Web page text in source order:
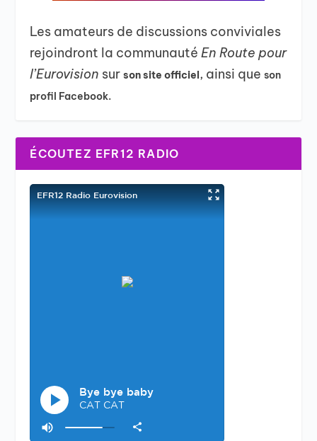
Les amateurs de discussions conviviales
rejoindront la communautéEn Route pour
l’Eurovision surson site officiel, ainsi queson
profil Facebook.
ÉCOUTEZ EFR12 RADIO